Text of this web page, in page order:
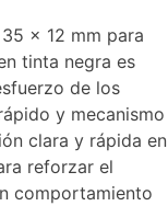
x 12 mm para
tinta negra es
de los
y mecanismo
clara y rápida en
reforzar el
comportamiento